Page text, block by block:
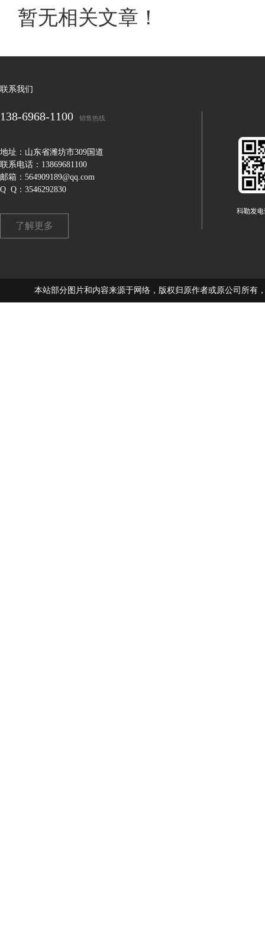
暂无相关文章！
联系我们
138-6968-1100 销售热线
地址：山东省潍坊市309国道
联系电话：13869681100
邮箱：564909189@qq.com
Q Q：3546292830
了解更多
本站部分图片和内容来源于网络，版权归原作者或原公司所